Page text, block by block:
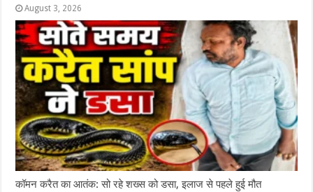
August 3, 2026
कॉमन करैत का आतंक: सो रहे शख्स को डसा, इलाज से पहले हुई मौत